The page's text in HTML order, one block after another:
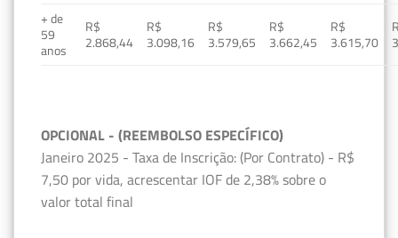
+ de
59
anos
R$
2.868,44
R$
3.098,16
R$
3.579,65
R$
3.662,45
R$
3.615,70
OPCIONAL - (REEMBOLSO ESPECÍFICO)
Janeiro 2025 - Taxa de Inscrição: (Por Contrato) - R$
7,50 por vida, acrescentar IOF de 2,38% sobre o
valor total final